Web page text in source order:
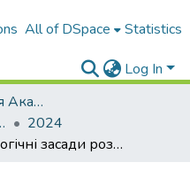
All of DSpace Statistics
Log In
Періодичні видання Академії
та поведінкові науки
2024
Психологічні засади розвитку творчих здібностей психологів закладів професійної (професійно-технічної) освіти у процесі професійної діяльності